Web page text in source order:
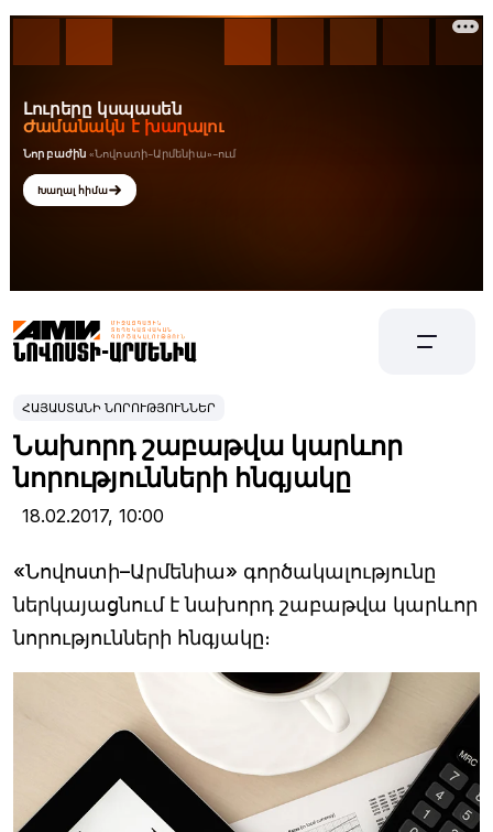
ՀԱՅԱՍՏԱՆԻ ՆՈՐՈՒԹՅՈՒՆՆԵՐ
Նախորդ շաբաթվա կարևոր
նորությունների հնգյակը
18.02.2017, 10:00
«Նովոստի–Արմենիա» գործակալությունը
ներկայացնում է նախորդ շաբաթվա կարևոր
նորությունների հնգյակը։